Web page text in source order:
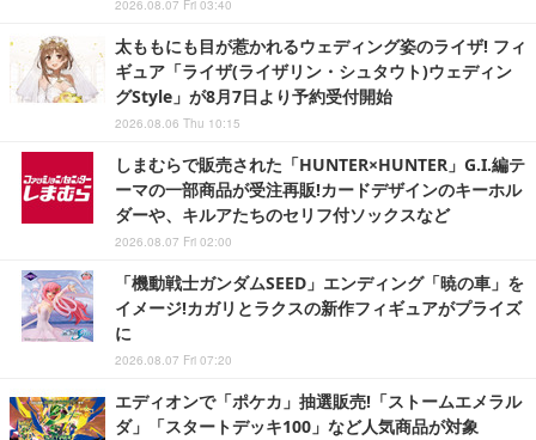
2026.08.07 Fri 03:40
太ももにも目が惹かれるウェディング姿のライザ! フィ
ギュア「ライザ(ライザリン・シュタウト)ウェディン
グStyle」が8月7日より予約受付開始
2026.08.06 Thu 10:15
しまむらで販売された「HUNTER×HUNTER」G.I.編テ
ーマの一部商品が受注再販!カードデザインのキーホル
ダーや、キルアたちのセリフ付ソックスなど
2026.08.07 Fri 02:00
「機動戦士ガンダムSEED」エンディング「暁の車」を
イメージ!カガリとラクスの新作フィギュアがプライズ
に
2026.08.07 Fri 07:20
エディオンで「ポケカ」抽選販売!「ストームエメラル
ダ」「スタートデッキ100」など人気商品が対象